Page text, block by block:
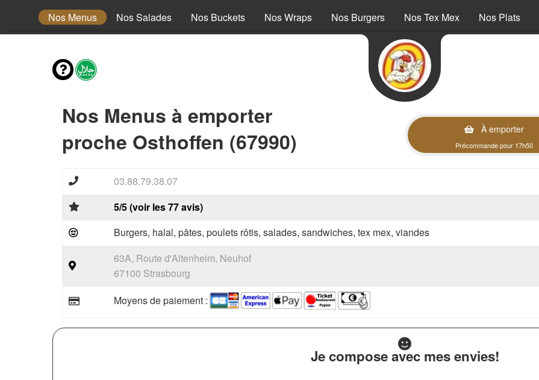
Nos Menus Nos Salades Nos Buckets Nos Wraps Nos Burgers Nos Tex Mex Nos Plats
Nos Menus à emporter
proche Osthoffen (67990)
À emporter
Précommande pour 17h50
03.88.79.38.07
5/5 (voir les 77 avis)
Burgers, halal, pâtes, poulets rôtis, salades, sandwiches, tex mex, viandes
63A, Route d'Altenheim, Neuhof
67100 Strasbourg
Moyens de paiement :
Je compose avec mes envies!